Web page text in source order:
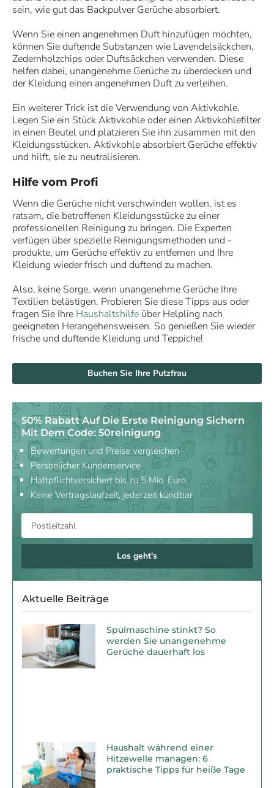
sein, wie gut das Backpulver Gerüche absorbiert.
Wenn Sie einen angenehmen Duft hinzufügen möchten,
können Sie duftende Substanzen wie Lavendelsäckchen,
Zedernholzchips oder Duftsäckchen verwenden. Diese
helfen dabei, unangenehme Gerüche zu überdecken und
der Kleidung einen angenehmen Duft zu verleihen.
Ein weiterer Trick ist die Verwendung von Aktivkohle.
Legen Sie ein Stück Aktivkohle oder einen Aktivkohlefilter
in einen Beutel und platzieren Sie ihn zusammen mit den
Kleidungsstücken. Aktivkohle absorbiert Gerüche effektiv
und hilft, sie zu neutralisieren.
Hilfe vom Profi
Wenn die Gerüche nicht verschwinden wollen, ist es
ratsam, die betroffenen Kleidungsstücke zu einer
professionellen Reinigung zu bringen. Die Experten
verfügen über spezielle Reinigungsmethoden und -
produkte, um Gerüche effektiv zu entfernen und Ihre
Kleidung wieder frisch und duftend zu machen.
Also, keine Sorge, wenn unangenehme Gerüche Ihre
Textilien belästigen. Probieren Sie diese Tipps aus oder
fragen Sie Ihre Haushaltshilfe über Helpling nach
geeigneten Herangehensweisen. So genießen Sie wieder
frische und duftende Kleidung und Teppiche!
Buchen Sie Ihre Putzfrau
50% Rabatt Auf Die Erste Reinigung Sichern
Mit Dem Code: 50reinigung
Bewertungen und Preise vergleichen
Persönlicher Kundenservice
Haftpflichtversichert bis zu 5 Mio. Euro
Keine Vertragslaufzeit, jederzeit kündbar
Los geht's
Aktuelle Beiträge
Spülmaschine stinkt? So
werden Sie unangenehme
Gerüche dauerhaft los
Haushalt während einer
Hitzewelle managen: 6
praktische Tipps für heiße Tage